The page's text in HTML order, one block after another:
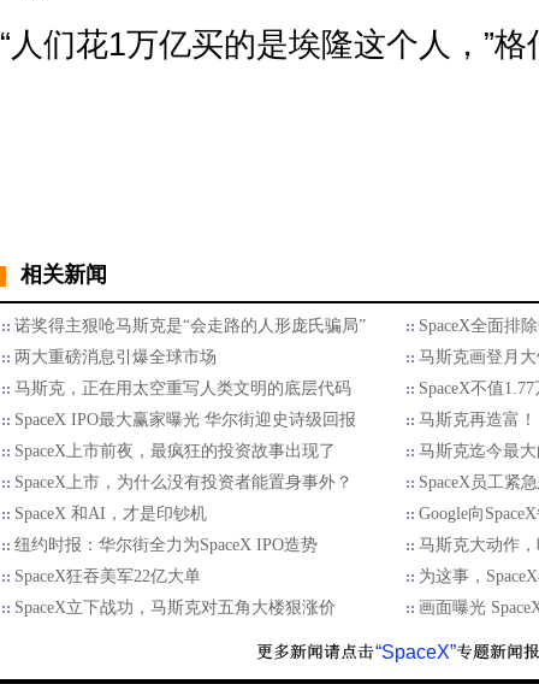
“人们花1万亿买的是埃隆这个人，”格
相关新闻
诺奖得主狠呛马斯克是“会走路的人形庞氏骗局”
SpaceX全面排
两大重磅消息引爆全球市场
马斯克画登月大
马斯克，正在用太空重写人类文明的底层代码
SpaceX不值
SpaceX IPO最大赢家曝光 华尔街迎史诗级回报
马斯克再造富
SpaceX上市前夜，最疯狂的投资故事出现了
马斯克迄今最
SpaceX上市，为什么没有投资者能置身事外？
SpaceX员工紧
SpaceX 和AI，才是印钞机
Google向
纽约时报：华尔街全力为SpaceX IPO造势
马斯克大动作
SpaceX狂吞美军22亿大单
为这事，
SpaceX立下战功，马斯克对五角大楼狠涨价
画面曝光
“SpaceX”